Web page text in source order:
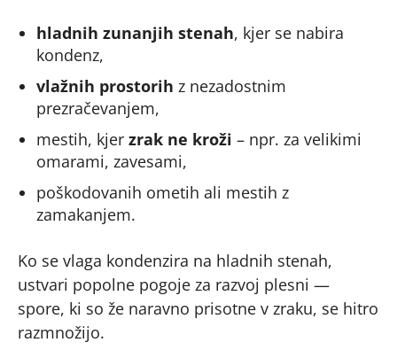
hladnih zunanjih stenah, kjer se nabira
kondenz,
vlažnih prostorih z nezadostnim
prezračevanjem,
mestih, kjer zrak ne kroži – npr. za velikimi
omarami, zavesami,
poškodovanih ometih ali mestih z
zamakanjem.
Ko se vlaga kondenzira na hladnih stenah,
ustvari popolne pogoje za razvoj plesni —
spore, ki so že naravno prisotne v zraku, se hitro
razmnožijo.